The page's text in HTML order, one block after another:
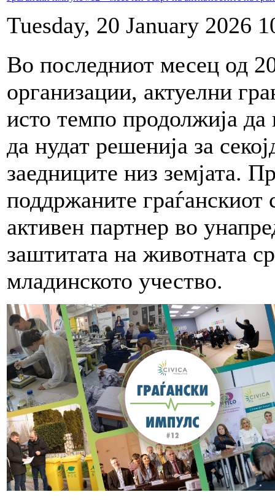
Tuesday, 20 January 2026
Во последниот месец од
организации, актуелни
исто темпо продолжија
да нудат решенија за
заедниците низ земјата.
поддржаните граѓанскиот
активен партнер во
заштитата на животната
младинското учество.